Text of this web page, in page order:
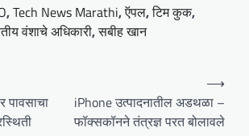
,Tech News Marathi,ऍपल,टिम कुक,
वंशाचे अधिकारी,सबीह खान
पावसाचा
iPhone उत्पादनातील अडथळा –
फॉक्सकॉनने तंत्रज्ञ परत बोलावले
⟶